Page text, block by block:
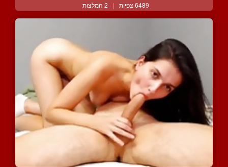
6489 צפיות | 2 המלצות